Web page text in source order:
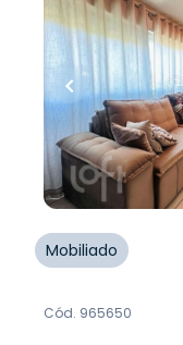
R$
70 m² •2
Apartamento
Aluísio De
Hamburgo/RS
Rua Aluísio de
Novo Hamburgo
Mobiliado
Cód. 965650